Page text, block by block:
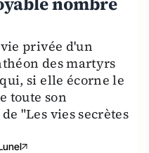
privée d'un
des martyrs
si elle écorne le
toute son
"Les vies secrètes